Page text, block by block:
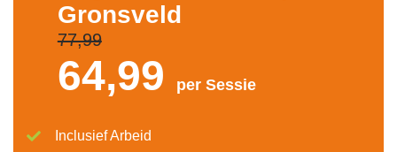
Gronsveld
77,99
64,99 per Sessie
Inclusief Arbeid